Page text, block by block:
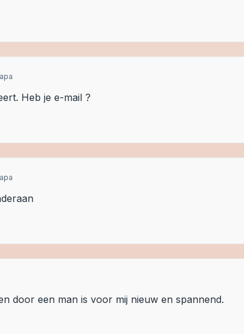
Heb je e-mail ?
door een man is voor mij nieuw en spannend.